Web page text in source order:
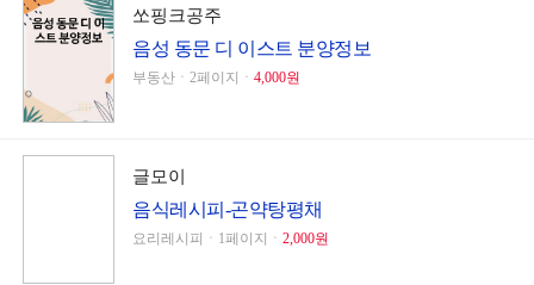
쏘핑크공주
음성 동문 디 이스트 분양정보
부동산ㆍ2페이지ㆍ 4,000원
글모이
음식레시피-곤약탕평채
요리레시피ㆍ1페이지ㆍ 2,000원